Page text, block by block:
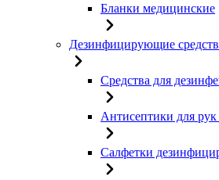
Бланки медицинские
Дезинфицирующие
Средства для
Антисептики для
Салфетки